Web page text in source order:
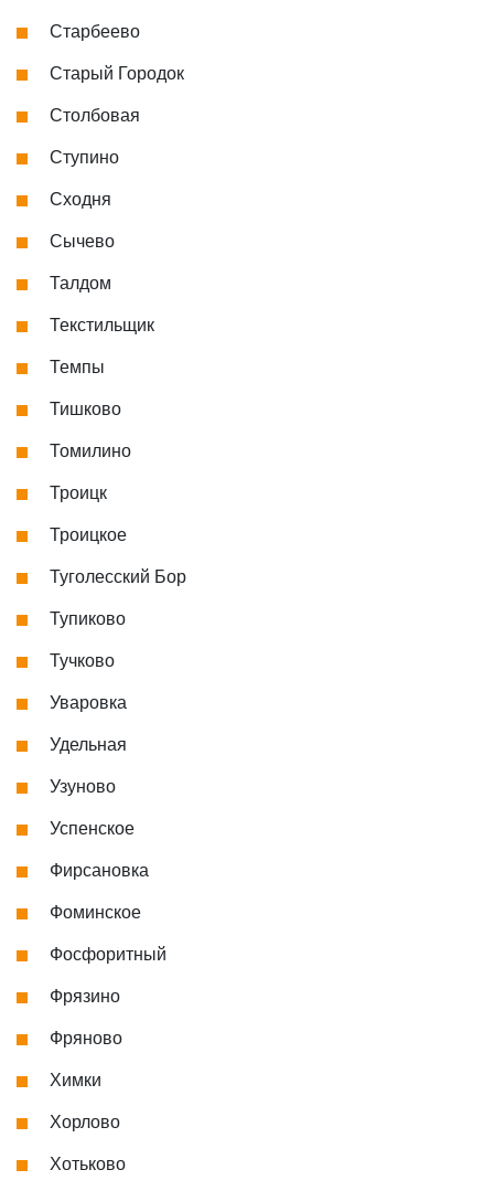
Старбеево
Старый Городок
Столбовая
Ступино
Сходня
Сычево
Талдом
Текстильщик
Темпы
Тишково
Томилино
Троицк
Троицкое
Туголесский Бор
Тупиково
Тучково
Уваровка
Удельная
Узуново
Успенское
Фирсановка
Фоминское
Фосфоритный
Фрязино
Фряново
Химки
Хорлово
Хотьково